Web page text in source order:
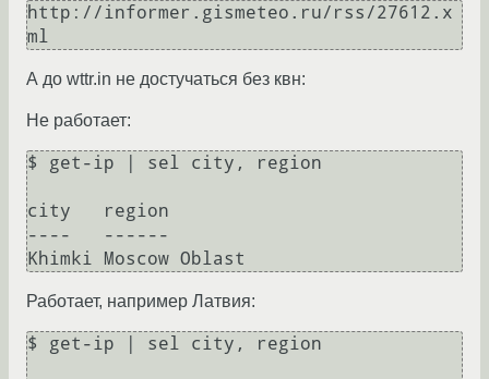
http://informer.gismeteo.ru/rss/27612.x
А до wttr.in не достучаться без квн:
Не работает:
$ get-ip | sel city, region
city   region
----   ------
Работает, например Латвия:
$ get-ip | sel city, region